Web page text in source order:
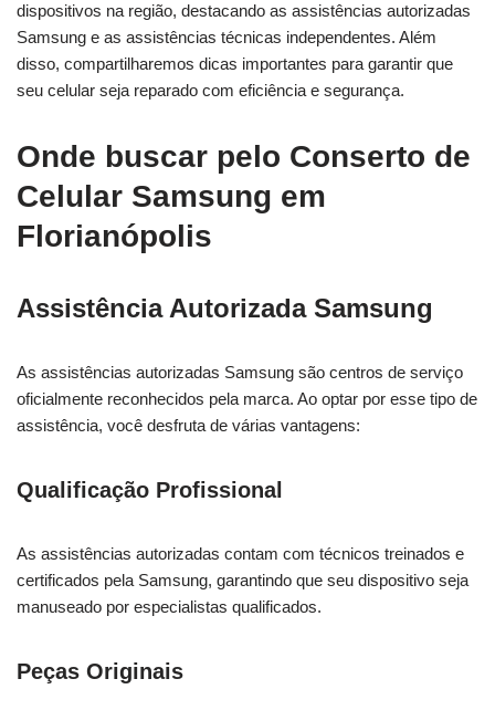
dispositivos na região, destacando as assistências autorizadas
Samsung e as assistências técnicas independentes. Além
disso, compartilharemos dicas importantes para garantir que
seu celular seja reparado com eficiência e segurança.
Onde buscar pelo Conserto de
Celular Samsung em
Florianópolis
Assistência Autorizada Samsung
As assistências autorizadas Samsung são centros de serviço
oficialmente reconhecidos pela marca. Ao optar por esse tipo de
assistência, você desfruta de várias vantagens:
Qualificação Profissional
As assistências autorizadas contam com técnicos treinados e
certificados pela Samsung, garantindo que seu dispositivo seja
manuseado por especialistas qualificados.
Peças Originais